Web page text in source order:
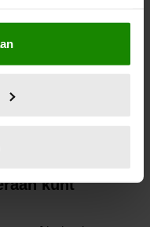
uw geografische
nauwkeurig kan zijn
(fingerprinting)
het
advertenties te